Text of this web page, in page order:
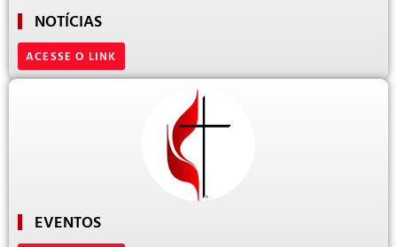
NOTÍCIAS
ACESSE O LINK
EVENTOS